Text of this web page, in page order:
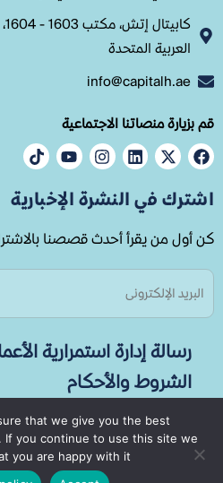
العربية المتحدة
info@capitalh.ae
قم بزيارة منصاتنا الاجتماعية
اشترك في النشرة الإخبارية
كن أول من يقرأ أحدث قصصنا
رسالة إدارة استمرارية
الشروط والأحكام
سياسة الخصوصية
© جميع الحقوق محفوظة لـ كابيتال إتش 2025.
that we give you the best
you continue to use this site we
you are happy with it.